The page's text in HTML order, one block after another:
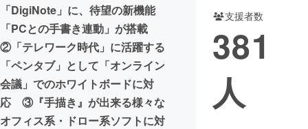
「DigiNote」に、待望の新機能
「PCとの手書き連動」が搭載
②「テレワーク時代」に活躍する
「ペンタブ」として「オンライン
会議」でのホワイトボードに対
応 ③『手描き』が出来る様々な
オフィス系・ドロー系ソフトに対
支援者数
381
人